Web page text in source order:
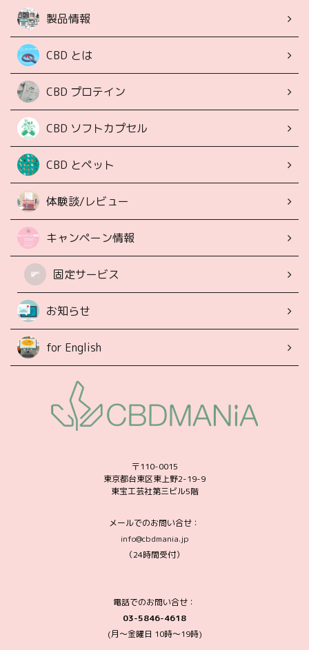
製品情報
CBD とは
CBD プロテイン
CBD ソフトカプセル
CBD とペット
体験談/レビュー
キャンペーン情報
固定サービス
お知らせ
for English
〒110-0015
東京都台東区東上野2-19-9
東宝工芸社第三ビル5階
メールでのお問い合せ：
info@cbdmania.jp
（24時間受付）
電話でのお問い合せ：
03-5846-4618
(月～金曜日 10時〜19時)